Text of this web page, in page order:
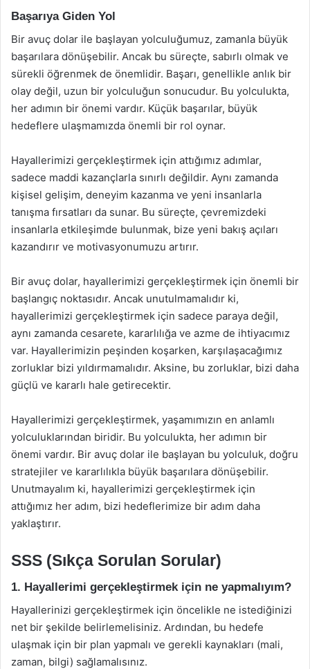
Başarıya Giden Yol
Bir avuç dolar ile başlayan yolculuğumuz, zamanla büyük
başarılara dönüşebilir. Ancak bu süreçte, sabırlı olmak ve
sürekli öğrenmek de önemlidir. Başarı, genellikle anlık bir
olay değil, uzun bir yolculuğun sonucudur. Bu yolculukta,
her adımın bir önemi vardır. Küçük başarılar, büyük
hedeflere ulaşmamızda önemli bir rol oynar.
Hayallerimizi gerçekleştirmek için attığımız adımlar,
sadece maddi kazançlarla sınırlı değildir. Aynı zamanda
kişisel gelişim, deneyim kazanma ve yeni insanlarla
tanışma fırsatları da sunar. Bu süreçte, çevremizdeki
insanlarla etkileşimde bulunmak, bize yeni bakış açıları
kazandırır ve motivasyonumuzu artırır.
Bir avuç dolar, hayallerimizi gerçekleştirmek için önemli bir
başlangıç noktasıdır. Ancak unutulmamalıdır ki,
hayallerimizi gerçekleştirmek için sadece paraya değil,
aynı zamanda cesarete, kararlılığa ve azme de ihtiyacımız
var. Hayallerimizin peşinden koşarken, karşılaşacağımız
zorluklar bizi yıldırmamalıdır. Aksine, bu zorluklar, bizi daha
güçlü ve kararlı hale getirecektir.
Hayallerimizi gerçekleştirmek, yaşamımızın en anlamlı
yolculuklarından biridir. Bu yolculukta, her adımın bir
önemi vardır. Bir avuç dolar ile başlayan bu yolculuk, doğru
stratejiler ve kararlılıkla büyük başarılara dönüşebilir.
Unutmayalım ki, hayallerimizi gerçekleştirmek için
attığımız her adım, bizi hedeflerimize bir adım daha
yaklaştırır.
SSS (Sıkça Sorulan Sorular)
1. Hayallerimi gerçekleştirmek için ne yapmalıyım?
Hayallerinizi gerçekleştirmek için öncelikle ne istediğinizi
net bir şekilde belirlemelisiniz. Ardından, bu hedefe
ulaşmak için bir plan yapmalı ve gerekli kaynakları (mali,
zaman, bilgi) sağlamalısınız.